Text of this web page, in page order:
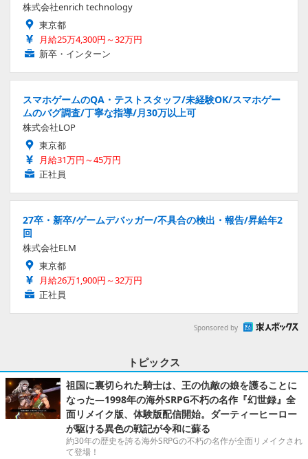
株式会社enrich technology
東京都
月給25万4,300円～32万円
新卒・インターン
スマホゲームのQA・テストスタッフ/未経験OK/スマホゲー
ムのバグ調査/丁寧な指導/月30万以上可
株式会社LOP
東京都
月給31万円～45万円
正社員
27卒・新卒/ゲームデバッガー/不具合の検出・報告/昇給年2
回
株式会社ELM
東京都
月給26万1,900円～32万円
正社員
Sponsored by
トピックス
祖国に裏切られた騎士は、王の仇敵の娘を護ることに
なった―1998年の海外SRPG不朽の名作『幻世録』全
面リメイク版、体験版配信開始。ダーティーヒーロー
が駆ける異色の戦記が令和に蘇る
約30年の歴史を誇る海外SRPGの不朽の名作が全面リメイクされ
て登場！